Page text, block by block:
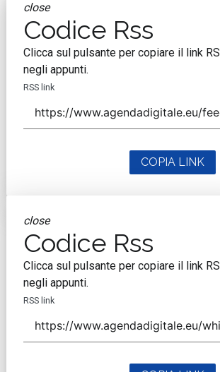
close
Codice Rss
Clicca sul pulsante per copiare il link
negli appunti.
RSS link
COPIA LINK
close
Codice Rss
Clicca sul pulsante per copiare il link
negli appunti.
RSS link